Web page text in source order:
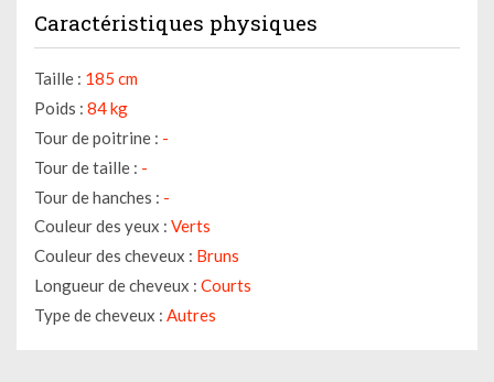
Caractéristiques physiques
Taille : 185 cm
Poids : 84 kg
Tour de poitrine : -
Tour de taille : -
Tour de hanches : -
Couleur des yeux : Verts
Couleur des cheveux : Bruns
Longueur de cheveux : Courts
Type de cheveux : Autres